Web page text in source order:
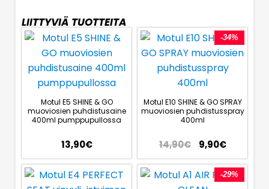
LIITTYVIÄ TUOTTEITA
Motul E5 SHINE & GO
muoviosien puhdistusaine
400ml pumppupullossa
13,90€
-34%
Motul E10 SHINE & GO SPRAY
muoviosien puhdistusspray
400ml
14,90€ 9,90€
-29%